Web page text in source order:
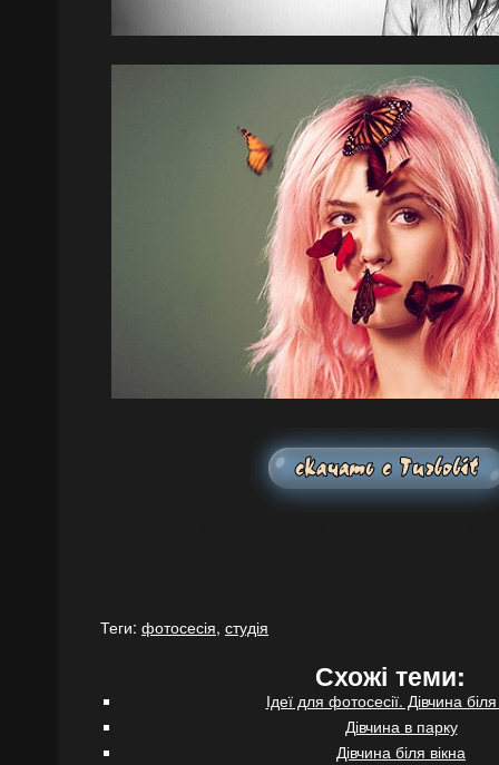
Теги: фотосесія, студія
Схожі теми:
Ідеї для фотосесії. Дівчина біля
Дівчина в парку
Дівчина біля вікна